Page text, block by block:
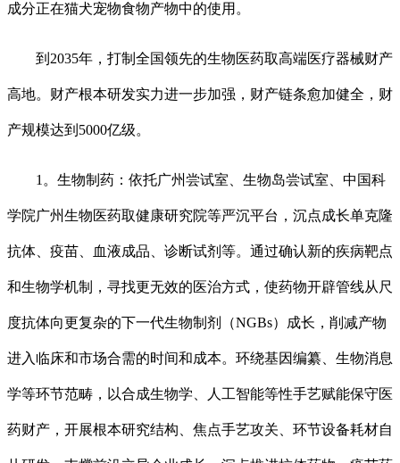
成分正在猫犬宠物食物产物中的使用。
到2035年，打制全国领先的生物医药取高端医疗器械财产
高地。财产根本研发实力进一步加强，财产链条愈加健全，财
产规模达到5000亿级。
1。生物制药：依托广州尝试室、生物岛尝试室、中国科
学院广州生物医药取健康研究院等严沉平台，沉点成长单克隆
抗体、疫苗、血液成品、诊断试剂等。通过确认新的疾病靶点
和生物学机制，寻找更无效的医治方式，使药物开辟管线从尺
度抗体向更复杂的下一代生物制剂（NGBs）成长，削减产物
进入临床和市场合需的时间和成本。环绕基因编纂、生物消息
学等环节范畴，以合成生物学、人工智能等性手艺赋能保守医
药财产，开展根本研究结构、焦点手艺攻关、环节设备耗材自